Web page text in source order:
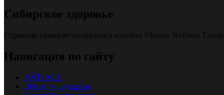
Сибирское здоровье
Страница привилегированного клиента Siberian Wellness
Навигация по сайту
ANTI AGE
Детокс и очищение